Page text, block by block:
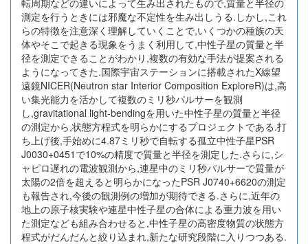
転周期などの違いによって生み出されたもので,質量と半径の
測定を行うときには邪魔な不定性を生み出しうる.しかし,これ
らの特徴を注意深く理解していくことで,いくつかの種族の天
体やそこで起きる現象をうまく利用して,中性子星の質量と半
径を測定できることがわかり,複数の有効な手法が提案される
ようになってきた.国際宇宙ステーションに搭載されたX線望
遠鏡NICER(Neutron star Interior Composition ExploreR)は,高
い集光能力を活かして複数のミリ秒パルサーを観測
し,gravitational light-bendingを用いた中性子星の質量と半径
の測定から,状態方程式を明らかにするプロジェクトである.打
ち上げ後,手始めに4.87ミリ秒で自転する孤立中性子星PSR
J0030+0451で10%の精度で質量と半径を測定した.さらに,シ
ャピロ遅れの電波観測から,連星中のミリ秒パルサーで質量が
太陽の2倍を超えると明らかになったPSR J0740+6620の測定
も報告され,今後の観測例の増加が期待できる.さらに,近年の
地上の原子核実験や連星中性子星の合体による重力波を用い
た測定なども組み合わせると,中性子星の高密度物質の状態方
程式がだんだんと絞り込まれ,新たな研究段階に入りつつある.